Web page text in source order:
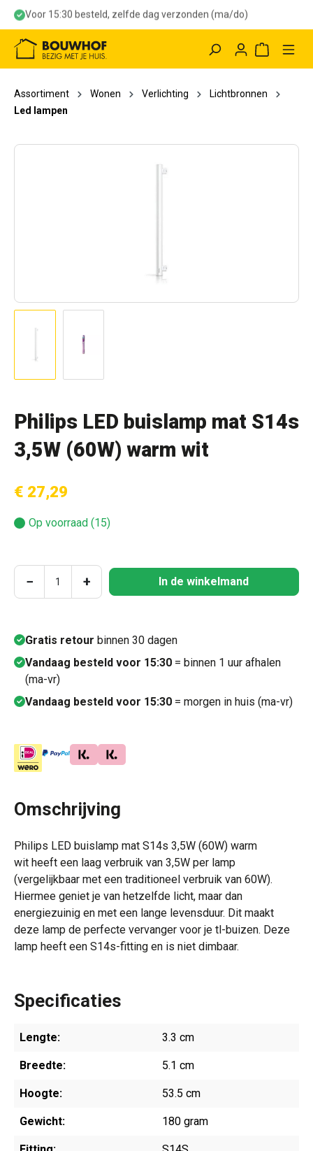
Voor 15:30 besteld, zelfde dag verzonden (ma/do)
Assortiment Wonen Verlichting
Lichtbronnen
Led lampen
Philips LED buislamp mat S14s
3,5W (60W) warm wit
€ 27,29
Op voorraad (15)
Producthoeveelheid: Voer de gewenste
− + In de winkelmand
Gratis retour binnen 30 dagen
Vandaag besteld voor 15:30 = binnen 1 uur afhalen
(ma-vr)
Vandaag besteld voor 15:30 = morgen in huis (ma-vr)
Omschrijving
Philips LED buislamp mat S14s 3,5W (60W) warm
wit heeft een laag verbruik van 3,5W per lamp
(vergelijkbaar met een traditioneel verbruik van 60W).
Hiermee geniet je van hetzelfde licht, maar dan
energiezuinig en met een lange levensduur. Dit maakt
deze lamp de perfecte vervanger voor je tl-buizen. Deze
lamp heeft een S14s-fitting en is niet dimbaar.
Specificaties
Lengte: 3.3 cm
Breedte: 5.1 cm
Hoogte: 53.5 cm
Gewicht: 180 gram